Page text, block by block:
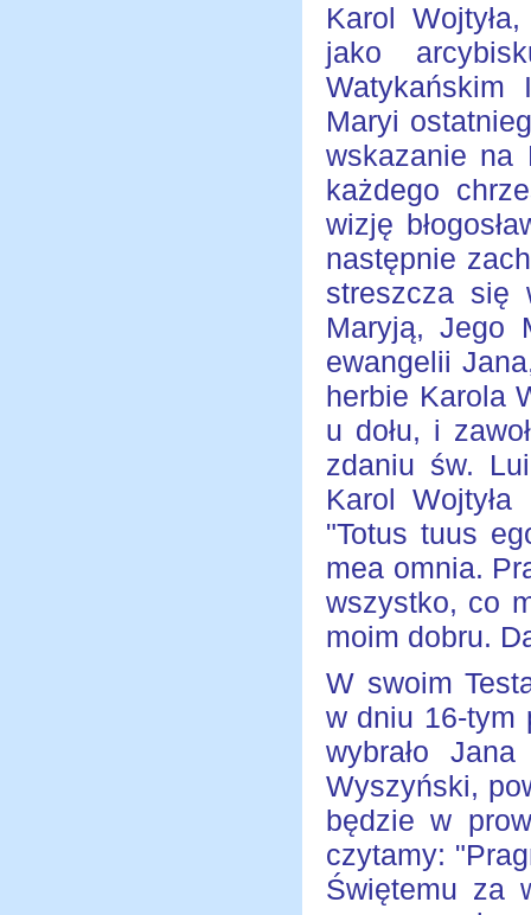
Karol
jako
Watykańskim
Maryi
wskazanie na
każdego
wizję
następnie
streszcza się
Maryją, Jego
ewangelii
herbie Karola
u dołu, i
zdaniu św.
Karol
"Totus tuus
mea omnia.
wszystko, co
moim dobru.
W swoim
w dniu 16-tym
wybrało
Wyszyński,
będzie w
czytamy:
Świętemu za